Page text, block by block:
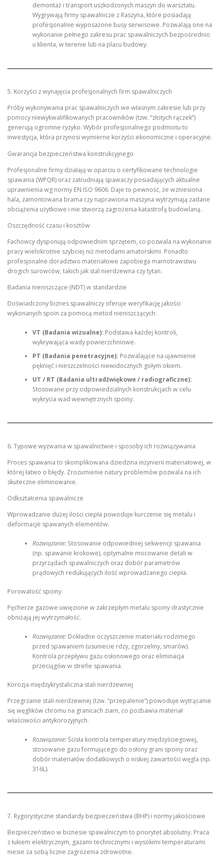
demontaż i transport uszkodzonych maszyn do warsztatu.
Wygrywają firmy spawalnicze z Raszyna, które posiadają
profesjonalnie wyposażone busy serwisowe. Pozwalają one na
wykonanie pełnego zakresu prac spawalniczych bezpośrednio
u klienta, w terenie lub na placu budowy.
5. Korzyści z wynajęcia profesjonalnych firm spawalniczych
Próby wykonywania prac spawalniczych we własnym zakresie lub przy
pomocy niewykwalifikowanych pracowników (tzw. “złotych rączek”)
generują ogromne ryzyko. Wybór profesjonalnego podmiotu to
inwestycja, która przynosi wymierne korzyści ekonomiczne i operacyjne.
Gwarancja bezpieczeństwa konstrukcyjnego
Profesjonalne firmy działają w oparciu o certyfikowane technologie
spawania (WPQR) oraz zatrudniają spawaczy posiadających aktualne
uprawnienia wg normy EN ISO 9606. Daje to pewność, że wzniesiona
hala, zamontowana brama czy naprawiona maszyna wytrzymają zadane
obciążenia użytkowe i nie stworzą zagrożenia katastrofą budowlaną.
Oszczędność czasu i kosztów
Fachowcy dysponują odpowiednim sprzętem, co pozwala na wykonanie
pracy wielokrotnie szybciej niż metodami amatorskimi. Ponadto
profesjonalne doradztwo materiałowe zapobiega marnotrawstwu
drogich surowców, takich jak stal nierdzewna czy tytan.
Badania nieniszczące (NDT) w standardzie
Doświadczony biznes spawalniczy oferuje weryfikację jakości
wykonanych spoin za pomocą metod nieniszczących:
VT (Badania wizualne): Podstawa każdej kontroli,
wykrywająca wady powierzchniowe.
PT (Badania penetracyjne): Pozwalające na ujawnienie
pęknięć i nieszczelności niewidocznych gołym okiem.
UT / RT (Badania ultradźwiękowe / radiograficzne):
Stosowane przy odpowiedzialnych konstrukcjach w celu
wykrycia wad wewnętrznych spoiny.
6. Typowe wyzwania w spawalnictwie i sposoby ich rozwiązywania
Proces spawania to skomplikowana dziedzina inżynierii materiałowej, w
której łatwo o błędy. Zrozumienie natury problemów pozwala na ich
skuteczne eliminowanie.
Odkształcenia spawalnicze
Wprowadzanie dużej ilości ciepła powoduje kurczenie się metalu i
deformacje spawanych elementów.
Rozwiązanie:Stosowanie odpowiedniej sekwencji spawania
(np. spawanie krokowe), optymalne mocowanie detali w
przyrządach spawalniczych oraz dobór parametrów
prądowych redukujących ilość wprowadzanego ciepła.
Porowatość spoiny
Pęcherze gazowe uwięzione w zakrzepłym metalu spoiny drastycznie
obniżają jej wytrzymałość.
Rozwiązanie:Dokładne oczyszczenie materiału rodzimego
przed spawaniem (usuniecie rdzy, zgorzeliny, smarów).
Kontrola przepływu gazu osłonowego oraz eliminacja
przeciągów w strefie spawania.
Korozja międzykrystaliczna stali nierdzewnej
Przegrzanie stali nierdzewnej (tzw. “przepalenie”) powoduje wytrącanie
się węglików chromu na granicach ziarn, co pozbawia materiał
właściwości antykorozyjnych.
Rozwiązanie:Ścisła kontrola temperatury międzyściegowej,
stosowanie gazu formującego do osłony grani spoiny oraz
dobór materiałów dodatkowych o niskiej zawartości węgla (np.
316L).
7. Rygorystyczne standardy bezpieczeństwa (BHP) i normy jakościowe
Bezpieczeństwo w biznesie spawalniczym to priorytet absolutny. Praca
z łukiem elektrycznym, gazami technicznymi i wysokimi temperaturami
niesie za sobą liczne zagrożenia zdrowotne.